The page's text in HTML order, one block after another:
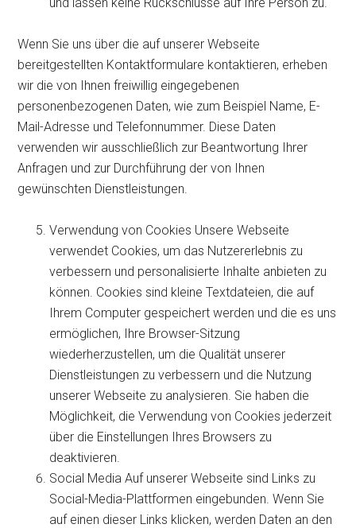
Wenn Sie uns über die auf unserer Webseite
bereitgestellten Kontaktformulare kontaktieren, erheben
wir die von Ihnen freiwillig eingegebenen
personenbezogenen Daten, wie zum Beispiel Name, E-
Mail-Adresse und Telefonnummer. Diese Daten
verwenden wir ausschließlich zur Beantwortung Ihrer
Anfragen und zur Durchführung der von Ihnen
gewünschten Dienstleistungen.
Verwendung von Cookies Unsere Webseite
verwendet Cookies, um das Nutzererlebnis zu
verbessern und personalisierte Inhalte anbieten zu
können. Cookies sind kleine Textdateien, die auf
Ihrem Computer gespeichert werden und die es uns
ermöglichen, Ihre Browser-Sitzung
wiederherzustellen, um die Qualität unserer
Dienstleistungen zu verbessern und die Nutzung
unserer Webseite zu analysieren. Sie haben die
Möglichkeit, die Verwendung von Cookies jederzeit
über die Einstellungen Ihres Browsers zu
deaktivieren.
Social Media Auf unserer Webseite sind Links zu
Social-Media-Plattformen eingebunden. Wenn Sie
auf einen dieser Links klicken, werden Daten an den